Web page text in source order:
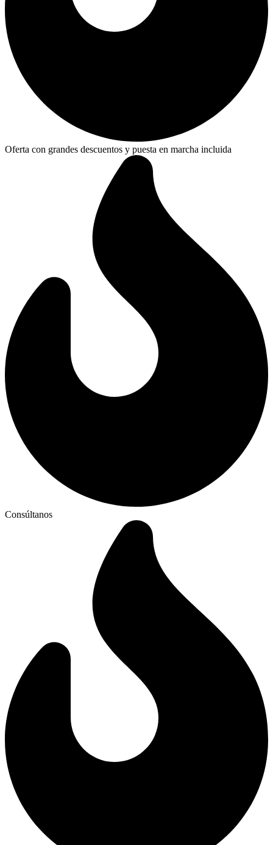
Oferta con grandes descuentos y puesta en marcha incluida
Consúltanos